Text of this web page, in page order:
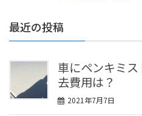
最近の投稿
車にペンキミ
去費用は？
2021年7月7日